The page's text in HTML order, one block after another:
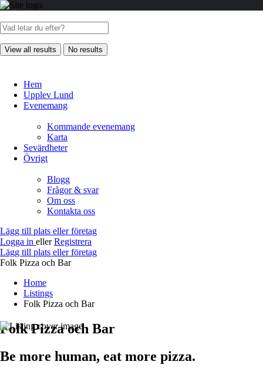
View all results No results
Hem
Upplev Lund
Evenemang
Kommande evenemang
Karta
Sevärdheter
Övrigt
Blogg
Frågor & svar
Om oss
Kontakta oss
Lägg till plats eller företag
Logga in eller Registrera
Lägg till plats eller företag
Folk Pizza och Bar
Home
Listings
Folk Pizza och Bar
Folk Pizza och Bar
Be more human, eat more pizza.